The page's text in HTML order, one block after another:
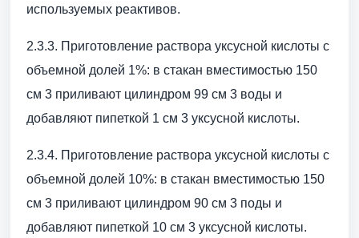
используемых реактивов.
2.3.3. Приготовление раствора уксусной кислоты с
объемной долей 1%: в стакан вместимостью 150
см 3 приливают цилиндром 99 см 3 воды и
добавляют пипеткой 1 см 3 уксусной кислоты.
2.3.4. Приготовление раствора уксусной кислоты с
объемной долей 10%: в стакан вместимостью 150
см 3 приливают цилиндром 90 см 3 поды и
добавляют пипеткой 10 см 3 уксусной кислоты.